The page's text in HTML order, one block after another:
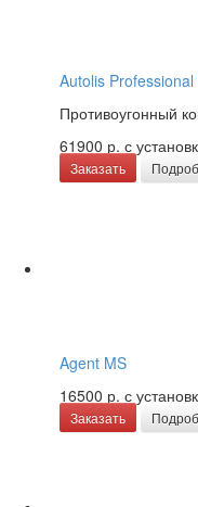
Autolis Professional
Противоугонный
61900 р. с
Заказать
Agent MS
16500 р. с
Заказать